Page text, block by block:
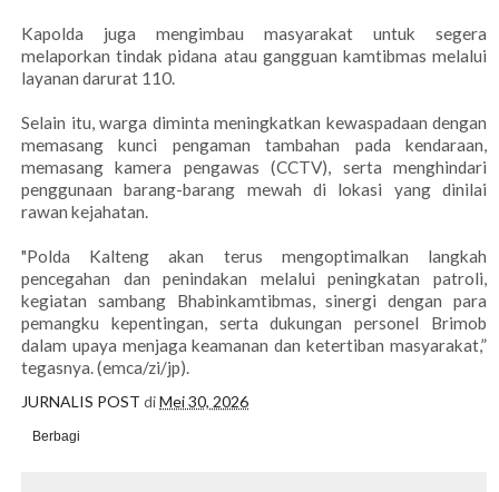
Kapolda juga mengimbau masyarakat untuk segera
melaporkan tindak pidana atau gangguan kamtibmas melalui
layanan darurat 110.
Selain itu, warga diminta meningkatkan kewaspadaan dengan
memasang kunci pengaman tambahan pada kendaraan,
memasang kamera pengawas (CCTV), serta menghindari
penggunaan barang-barang mewah di lokasi yang dinilai
rawan kejahatan.
"Polda Kalteng akan terus mengoptimalkan langkah
pencegahan dan penindakan melalui peningkatan patroli,
kegiatan sambang Bhabinkamtibmas, sinergi dengan para
pemangku kepentingan, serta dukungan personel Brimob
dalam upaya menjaga keamanan dan ketertiban masyarakat,”
tegasnya. (emca/zi/jp).
JURNALIS POST diMei 30, 2026
Berbagi